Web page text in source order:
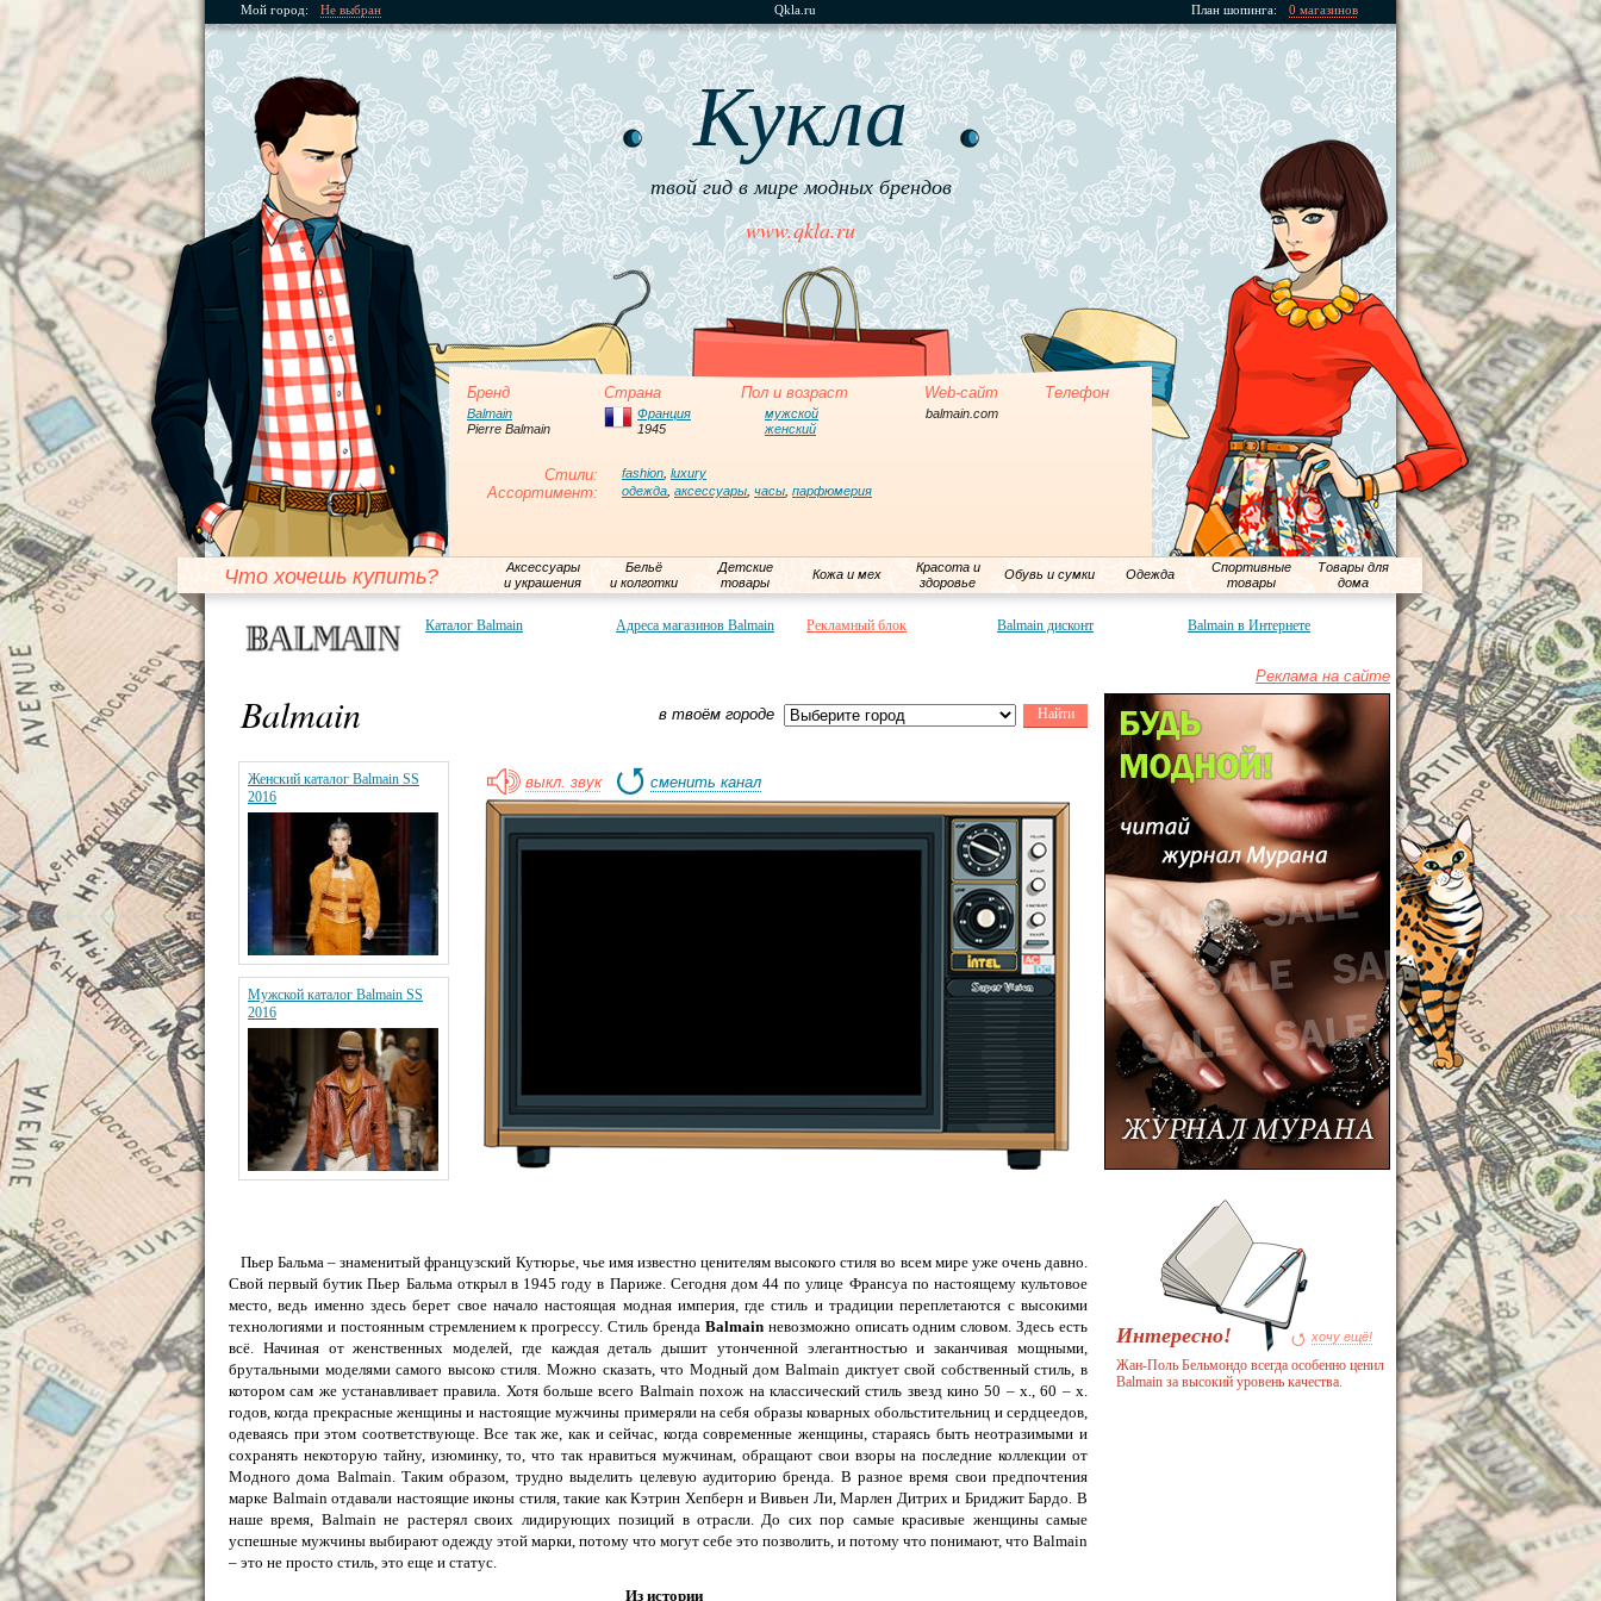
Мой город: Не выбран Qkla.ru План шопинга: 0 магазинов
Кукла
твой гид в мире модных брендов
www.qkla.ru
Бренд Страна Пол и возраст Web-сайт Телефон
Balmain
Pierre Balmain
Франция
1945
мужской
женский
balmain.com
Стили: fashion luxury
Ассортимент: одежда аксессуары часы парфюмерия
Что хочешь купить?
Аксессуары
и украшения
Бельё
и колготки
Детские
товары
Кожа и мех
Красота и
здоровье
Обувь и сумки Одежда
Спортивные
товары
Товары для
дома
Каталог Balmain Адреса магазинов Balmain Рекламный блок Balmain дисконт Balmain в Интернете
в твоём городе
Balmain
Женский каталог Balmain SS
2016
Мужской каталог Balmain SS
2016
выкл. звук сменить канал
Пьер Бальма – знаменитый французский Кутюрье, чье имя известно ценителям высокого стиля во всем мире уже очень давно.
Свой первый бутик Пьер Бальма открыл в 1945 году в Париже. Сегодня дом 44 по улице Франсуа по настоящему культовое
место, ведь именно здесь берет свое начало настоящая модная империя, где стиль и традиции переплетаются с высокими
технологиями и постоянным стремлением к прогрессу. Стиль бренда Balmainневозможно описать одним словом. Здесь есть
всё. Начиная от женственных моделей, где каждая деталь дышит утонченной элегантностью и заканчивая мощными,
брутальными моделями самого высоко стиля. Можно сказать, что Модный дом Balmain диктует свой собственный стиль, в
котором сам же устанавливает правила. Хотя больше всего Balmain похож на классический стиль звезд кино 50 – х., 60 – х.
годов, когда прекрасные женщины и настоящие мужчины примеряли на себя образы коварных обольстительниц и сердцеедов,
одеваясь при этом соответствующе. Все так же, как и сейчас, когда современные женщины, стараясь быть неотразимыми и
сохранять некоторую тайну, изюминку, то, что так нравиться мужчинам, обращают свои взоры на последние коллекции от
Модного дома Balmain. Таким образом, трудно выделить целевую аудиторию бренда. В разное время свои предпочтения
марке Balmain отдавали настоящие иконы стиля, такие как Кэтрин Хепберн и Вивьен Ли, Марлен Дитрих и Бриджит Бардо. В
наше время, Balmain не растерял своих лидирующих позиций в отрасли. До сих пор самые красивые женщины самые
успешные мужчины выбирают одежду этой марки, потому что могут себе это позволить, и потому что понимают, что Balmain
– это не просто стиль, это еще и статус.
Из истории
Реклама на сайте
Интересно! хочу ещё!
Жан-Поль Бельмондо всегда особенно ценил
Balmain за высокий уровень качества.